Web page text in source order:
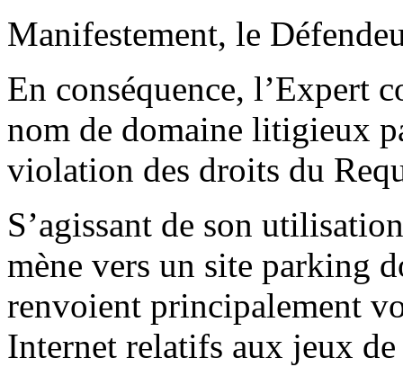
Manifestement, le
En conséquence, l’Expert
nom de domaine litigieux
violation des droits du
S’agissant de son
mène vers un site parking
renvoient principalement
Internet relatifs aux jeux